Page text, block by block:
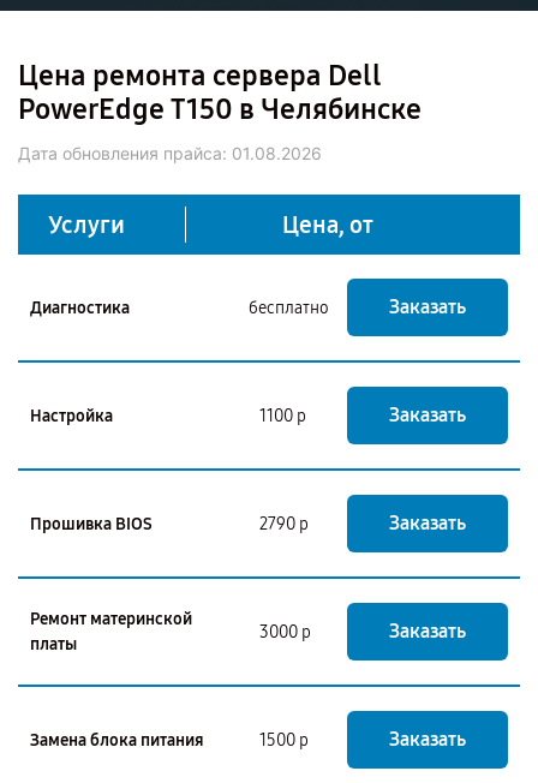
Цена ремонта сервера Dell
PowerEdge T150 в Челябинске
Дата обновления прайса: 01.08.2026
Услуги Цена, от
Диагностика бесплатно Заказать
Настройка 1100 р Заказать
Прошивка BIOS 2790 р Заказать
Ремонт материнской
платы
3000 р Заказать
Замена блока питания 1500 р Заказать